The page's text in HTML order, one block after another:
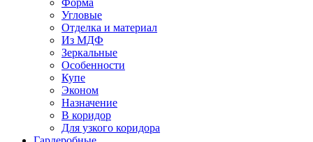
Форма
Угловые
Отделка и материал
Из МДФ
Зеркальные
Особенности
Купе
Эконом
Назначение
В коридор
Для узкого коридора